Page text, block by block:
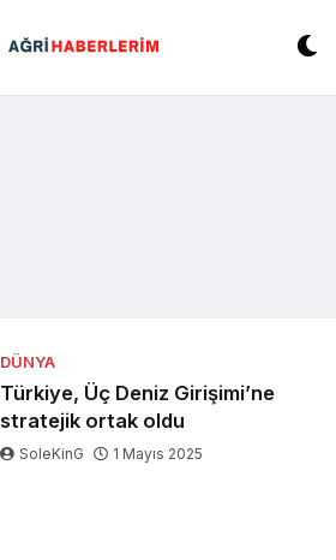
DÜNYA
Türkiye, Üç Deniz Girişimi’ne
stratejik ortak oldu
SoleKinG 1 Mayıs 2025